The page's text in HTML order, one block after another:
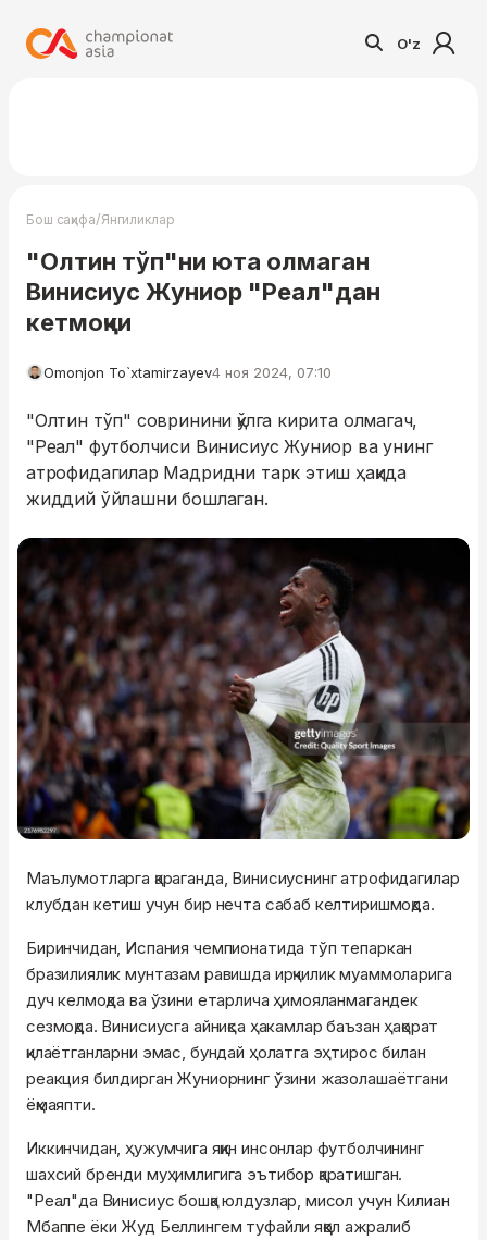
O'z
Бош саҳифа/Янгиликлар
"Олтин тўп"ни юта олмаган
Винисиус Жуниор "Реал"дан
кетмоқчи
Omonjon To`xtamirzayev4 ноя 2024, 07:10
"Олтин тўп" совринини қўлга кирита олмагач,
"Реал" футболчиси Винисиус Жуниор ва унинг
атрофидагилар Мадридни тарк этиш ҳақида
жиддий ўйлашни бошлаган.
Маълумотларга қараганда, Винисиуснинг атрофидагилар
клубдан кетиш учун бир нечта сабаб келтиришмоқда.
Биринчидан, Испания чемпионатида тўп тепаркан
бразилиялик мунтазам равишда ирқчилик муаммоларига
дуч келмоқда ва ўзини етарлича ҳимояланмагандек
сезмоқда. Винисиусга айниқса ҳакамлар баъзан ҳақорат
қилаётганларни эмас, бундай ҳолатга эҳтирос билан
реакция билдирган Жуниорнинг ўзини жазолашаётгани
ёқмаяпти.
Иккинчидан, ҳужумчига яқин инсонлар футболчининг
шахсий бренди муҳимлигига эътибор қаратишган.
"Реал"да Винисиус бошқа юлдузлар, мисол учун Килиан
Мбаппе ёки Жуд Беллингем туфайли яққол ажралиб